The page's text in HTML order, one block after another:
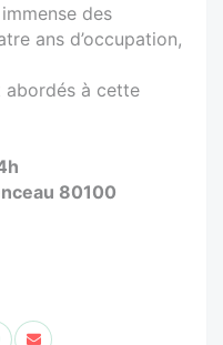
des
ans d’occupation,
abordés à cette
80100